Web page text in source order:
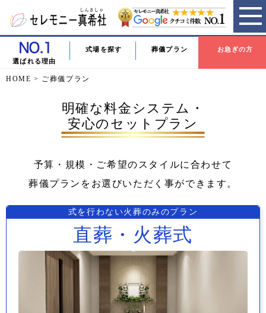
選ばれる理由
式場を探す 葬儀プラン お急ぎの方
HOME > ご葬儀プラン
明確な料金システム・
安心のセットプラン
予算・規模・ご希望のスタイルに合わせて
葬儀プランをお選びいただく事ができます。
式を行わない火葬のみのプラン
直葬・火葬式